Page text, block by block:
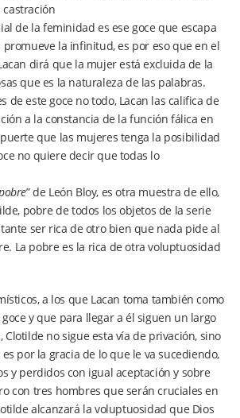
de la feminidad es ese goce que escapa
promueve la infinitud, es por eso que en el
dirá que la mujer está excluida de la
que es la naturaleza de las palabras.
de este goce no todo, Lacan las califica de
a la constancia de la función fálica en
que las mujeres tenga la posibilidad
no quiere decir que todas lo
” de León Bloy, es otra muestra de ello,
pobre de todos los objetos de la serie
ser rica de otro bien que nada pide al
La pobre es la rica de otra voluptuosidad
a los que Lacan toma también como
y que para llegar a él siguen un largo
no sigue esta vía de privación, sino
por la gracia de lo que le va sucediendo,
y perdidos con igual aceptación y sobre
con tres hombres que serán cruciales en
alcanzará la voluptuosidad que Dios